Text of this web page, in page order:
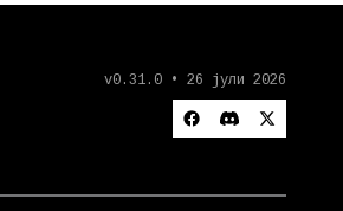
v0.31.0 • 26 јули 2026